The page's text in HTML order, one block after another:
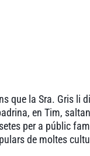
que la Sra. Gris li
en Tim,
per a públic
de moltes